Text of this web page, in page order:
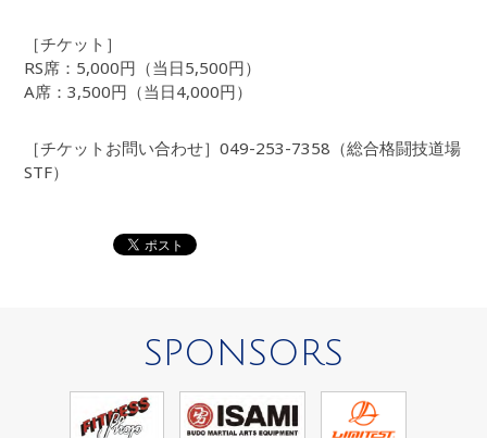
［チケット］
RS席：5,000円（当日5,500円）
A席：3,500円（当日4,000円）
［チケットお問い合わせ］049-253-7358（総合格闘技道場
STF）
SPONSORS